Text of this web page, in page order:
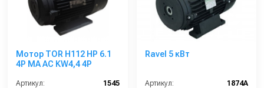
Мотор TOR H112 HP 6.1
4P MA AC KW4,4 4P
Артикул:
1545
Ravel 5 кВт
Артикул:
1874А